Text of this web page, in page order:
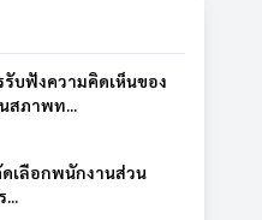
บฟังความคิดเห็นของ
สภาพท...
เลือกพนักงานส่วน
...